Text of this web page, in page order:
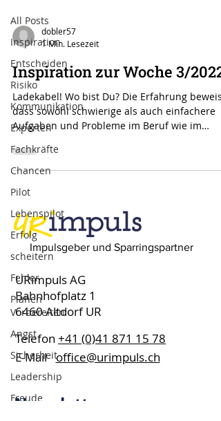
All Posts
Inspiration
Entscheiden
Risiko
Kommunikation
Experten
Fachkräfte
Chancen
Pilot
Lebenspilot
Erfolg
scheitern
Fehler
Planen
Vorbereiten
Angst
Sicherheit
Leadership
Freude
dobler57
1 Min. Lesezeit
Inspiration zur Woche 3/2022
Ladekabel! Wo bist Du? Die Erfahrung beweist,
dass sowohl schwierige als auch einfachere
Aufgaben und Probleme im Beruf wie im
Impulsgeber und Sparringspartner
URimpuls AG
Bahnhofplatz 1
6460 Altdorf UR
Telefon +41 (0)41 871 15 78
E-Mail office@urimpuls.ch
Newsletter